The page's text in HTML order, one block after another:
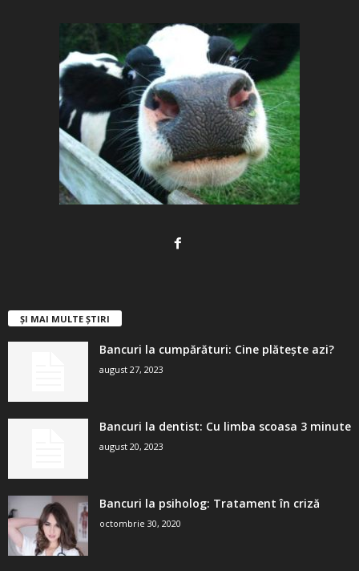
ȘI MAI MULTE ȘTIRI
Bancuri la cumpărături: Cine plătește azi?
august 27, 2023
Bancuri la dentist: Cu limba scoasa 3 minute
august 20, 2023
Bancuri la psiholog: Tratament în criză
octombrie 30, 2020